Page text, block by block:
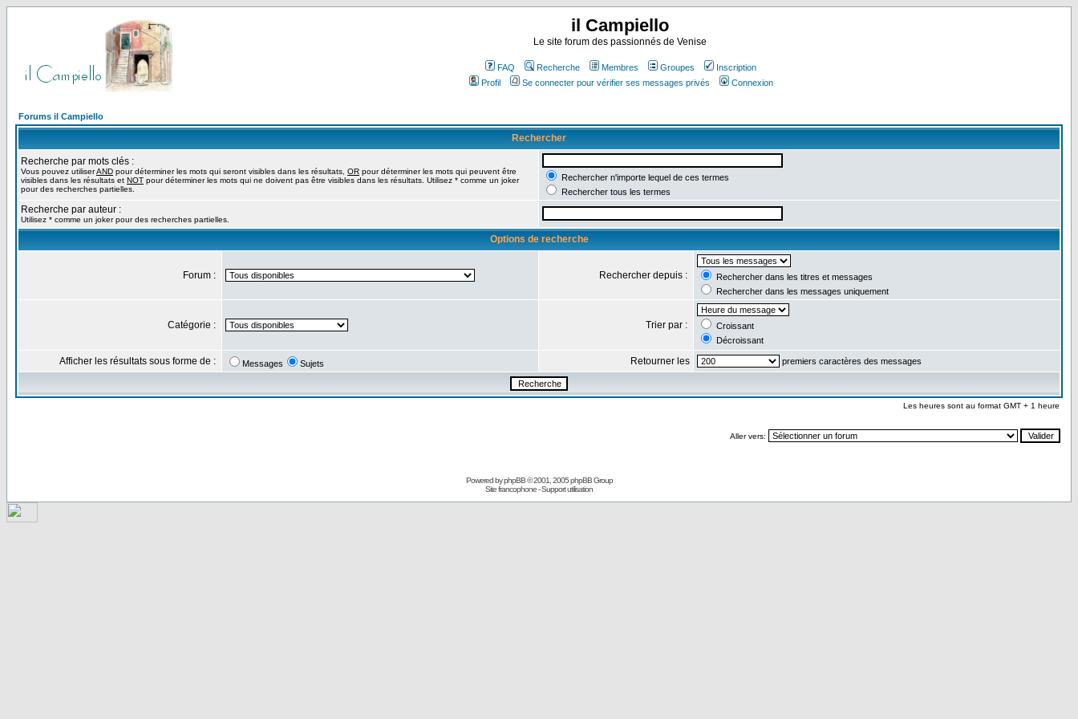
il Campiello
Le site forum des passionnés de Venise
FAQ Recherche Membres Groupes
Inscription
Profil
Se connecter pour vérifier ses messages privés Connexion
Forums il Campiello
Rechercher
Recherche par mots clés :
Vous pouvez utiliserAND pour déterminer les mots qui seront visibles dans les résultats, OR pour déterminer les mots qui peuvent être
visibles dans les résultats et NOT pour déterminer les mots qui ne doivent pas être visibles dans les résultats. Utilisez * comme un joker
pour des recherches partielles.
Rechercher n'importe lequel de ces termes
Rechercher tous les termes
Recherche par auteur :
Utilisez * comme un joker pour des recherches partielles.
Options de recherche
Forum : Rechercher depuis :
Rechercher dans les titres et messages
Rechercher dans les messages uniquement
Catégorie : Trier par :
Croissant
Décroissant
Afficher les résultats sous forme de : Messages Sujets Retourner les premiers caractères des messages
Les heures sont au format GMT + 1 heure
Aller vers:
Powered byphpBB© 2001, 2005 phpBB Group
Site francophone-Support utilisation